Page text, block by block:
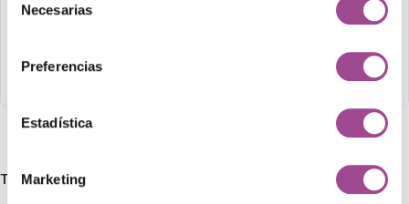
Necesarias
Preferencias
Estadística
Marketing
Tags: Empreneduría